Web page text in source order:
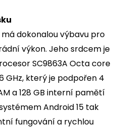
má dokonalou výbavu pro
výkon. Jeho srdcem je
SC9863A Octa core
GHz, který je podpořen 4
a 128 GB interní pamětí
Android 15 tak
fungování a rychlou